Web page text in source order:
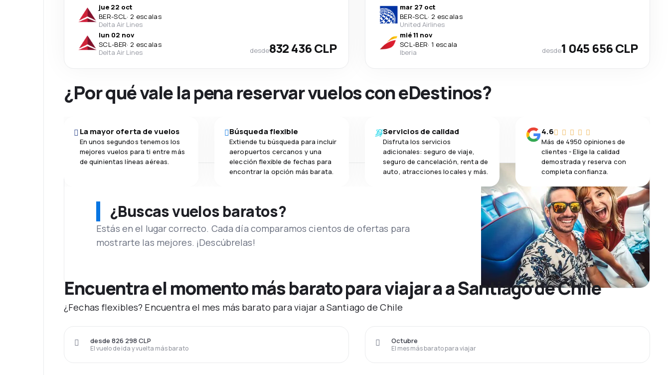
jue 22 oct
BER-SCL· 2 escalas
Delta Air Lines
lun 02 nov
SCL-BER· 2 escalas
Delta Air Lines
desde832 436 CLP
mar 27 oct
BER-SCL· 2 escalas
United Airlines
mié 11 nov
SCL-BER· 1 escala
Iberia
desde1 045 656 CLP
¿Por qué vale la pena reservar vuelos con eDestinos?
La mayor oferta de vuelos
En unos segundos tenemos los
mejores vuelos para ti entre más
de quinientas líneas aéreas.
Búsqueda flexible
Extiende tu búsqueda para incluir
aeropuertos cercanos y una
elección flexible de fechas para
encontrar la opción más barata.
Servicios de calidad
Disfruta los servicios
adicionales: seguro de viaje,
seguro de cancelación, renta de
auto, atracciones locales y más.
4.6
Más de 4950 opiniones de
clientes - Elige la calidad
demostrada y reserva con
completa confianza.
¿Buscas vuelos baratos?
Estás en el lugar correcto. Cada día comparamos cientos de ofertas para
mostrarte las mejores. ¡Descúbrelas!
Encuentra el momento más barato para viajar a a Santiago de Chile
¿Fechas flexibles? Encuentra el mes más barato para viajar a Santiago de Chile
El vuelo de ida y vuelta más barato
desde 826 298 CLP
El mes más barato para viajar
Octubre